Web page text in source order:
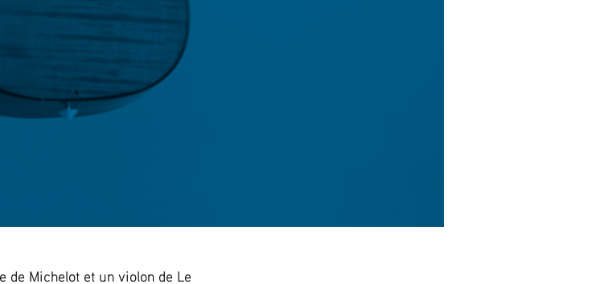
de Michelot et un violon de Le